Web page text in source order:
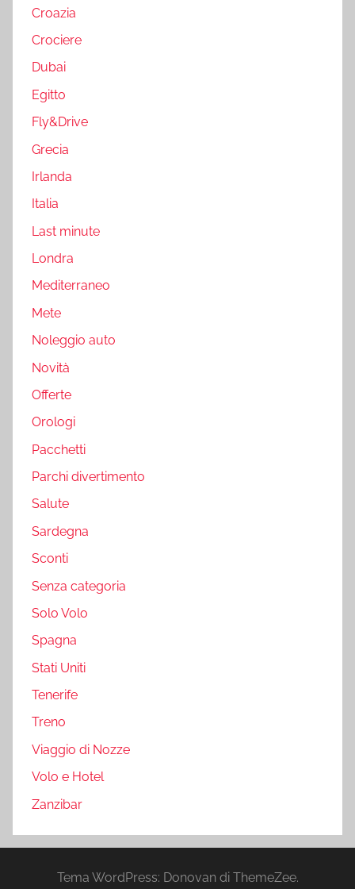
Croazia
Crociere
Dubai
Egitto
Fly&Drive
Grecia
Irlanda
Italia
Last minute
Londra
Mediterraneo
Mete
Noleggio auto
Novità
Offerte
Orologi
Pacchetti
Parchi divertimento
Salute
Sardegna
Sconti
Senza categoria
Solo Volo
Spagna
Stati Uniti
Tenerife
Treno
Viaggio di Nozze
Volo e Hotel
Zanzibar
Tema WordPress: Donovan di ThemeZee.